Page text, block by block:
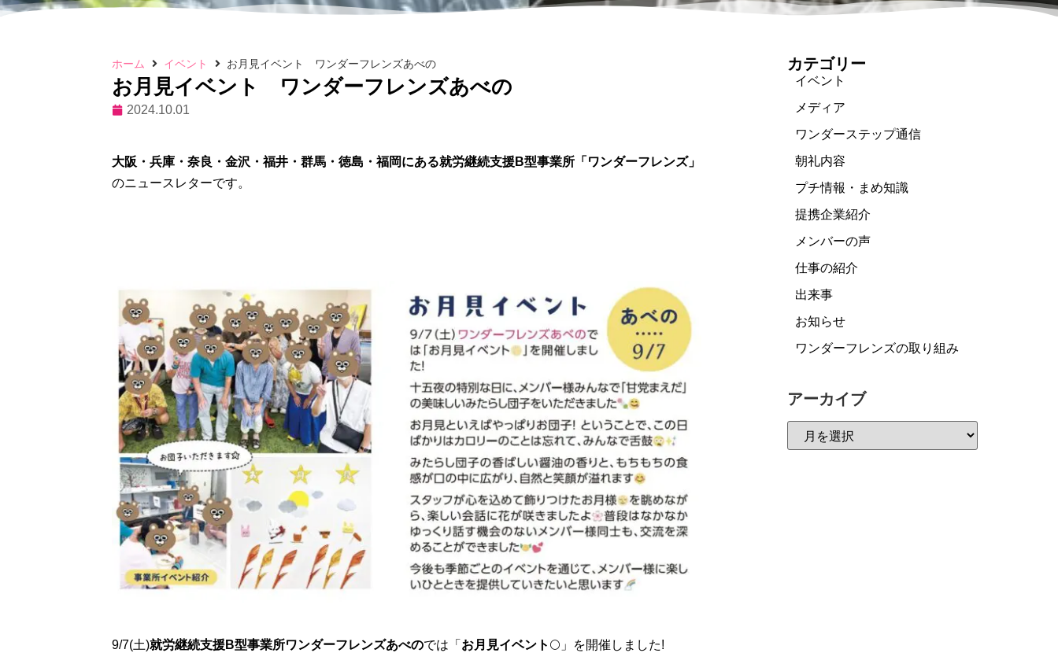
ホーム イベント お月見イベント ワンダーフレンズあべの
お月見イベント ワンダーフレンズあべの
2024.10.01
大阪・兵庫・奈良・金沢・福井・群馬・徳島・福岡にある就労継続支援B型事業所「ワンダーフレンズ」
のニュースレターです。
9/7(土)就労継続支援B型事業所ワンダーフレンズあべのでは「 お月見イベント 🌕」を開催しました!
カテゴリー
イベント
メディア
ワンダーステップ通信
朝礼内容
プチ情報・まめ知識
提携企業紹介
メンバーの声
仕事の紹介
出来事
お知らせ
ワンダーフレンズの取り組み
アーカイブ